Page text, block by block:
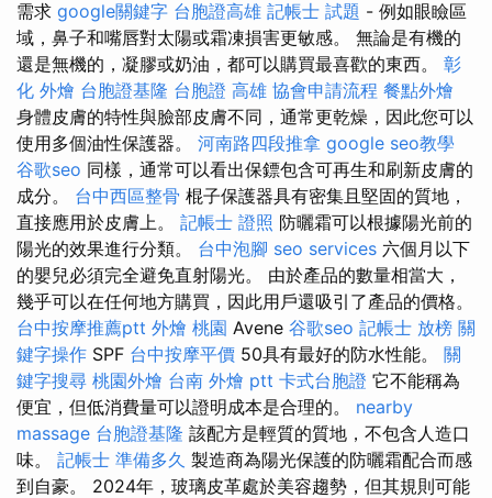
需求 google關鍵字 台胞證高雄 記帳士 試題 - 例如眼瞼區
域，鼻子和嘴唇對太陽或霜凍損害更敏感。 無論是有機的
還是無機的，凝膠或奶油，都可以購買最喜歡的東西。 彰
化 外燴 台胞證基隆 台胞證 高雄 協會申請流程 餐點外燴
身體皮膚的特性與臉部皮膚不同，通常更乾燥，因此您可以
使用多個油性保護器。 河南路四段推拿 google seo教學
谷歌seo 同樣，通常可以看出保鏢包含可再生和刷新皮膚的
成分。 台中西區整骨 棍子保護器具有密集且堅固的質地，
直接應用於皮膚上。 記帳士 證照 防曬霜可以根據陽光前的
陽光的效果進行分類。 台中泡腳 seo services 六個月以下
的嬰兒必須完全避免直射陽光。 由於產品的數量相當大，
幾乎可以在任何地方購買，因此用戶還吸引了產品的價格。
台中按摩推薦ptt 外燴 桃園 Avene 谷歌seo 記帳士 放榜 關
鍵字操作 SPF 台中按摩平價 50具有最好的防水性能。 關
鍵字搜尋 桃園外燴 台南 外燴 ptt 卡式台胞證 它不能稱為
便宜，但低消費量可以證明成本是合理的。 nearby
massage 台胞證基隆 該配方是輕質的質地，不包含人造口
味。 記帳士 準備多久 製造商為陽光保護的防曬霜配合而感
到自豪。 2024年，玻璃皮革處於美容趨勢，但其規則可能